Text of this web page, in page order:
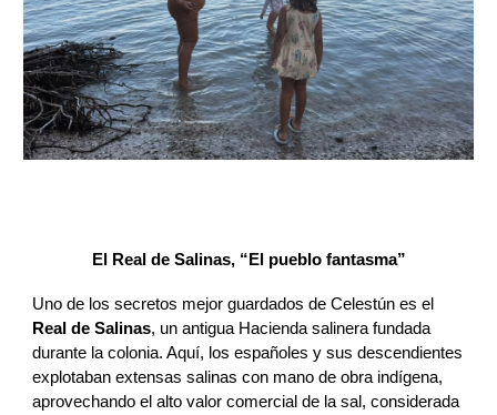
El Real de Salinas, “El pueblo fantasma”
Uno de los secretos mejor guardados de Celestún es el
Real de Salinas, un antigua Hacienda salinera fundada
durante la colonia. Aquí, los españoles y sus descendientes
explotaban extensas salinas con mano de obra indígena,
aprovechando el alto valor comercial de la sal, considerada